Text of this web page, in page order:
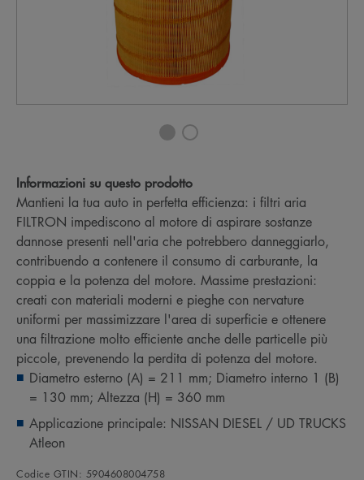
Informazioni su questo prodotto
Mantieni la tua auto in perfetta efficienza: i filtri aria
FILTRON impediscono al motore di aspirare sostanze
dannose presenti nell'aria che potrebbero danneggiarlo,
contribuendo a contenere il consumo di carburante, la
coppia e la potenza del motore. Massime prestazioni:
creati con materiali moderni e pieghe con nervature
uniformi per massimizzare l'area di superficie e ottenere
una filtrazione molto efficiente anche delle particelle più
piccole, prevenendo la perdita di potenza del motore.
Diametro esterno (A) = 211 mm; Diametro interno 1 (B)
= 130 mm; Altezza (H) = 360 mm
Applicazione principale: NISSAN DIESEL / UD TRUCKS
Atleon
Codice GTIN: 5904608004758